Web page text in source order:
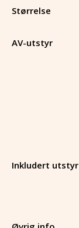
Størrelse
AV-utstyr
Inkludert utstyr